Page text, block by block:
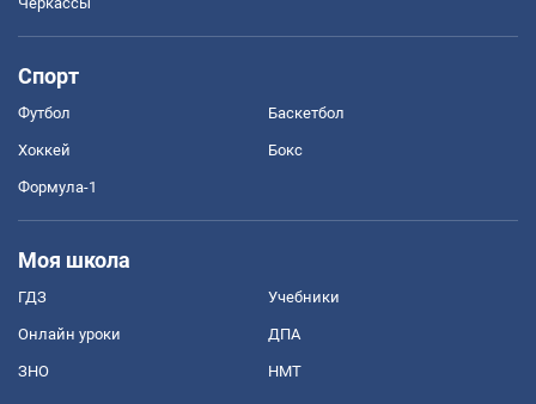
Спорт
Футбол Баскетбол
Хоккей Бокс
Формула-1
Моя школа
ГДЗ Учебники
Онлайн уроки ДПА
ЗНО НМТ